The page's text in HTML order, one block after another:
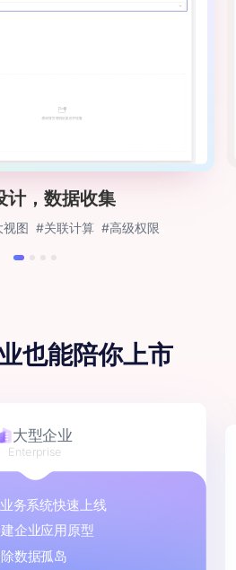
计，数据收集
图 #关联计算 #高级权限
也能陪你上市
大型企业
Enterprise
务系统快速上线
企业应用原型
数据孤岛